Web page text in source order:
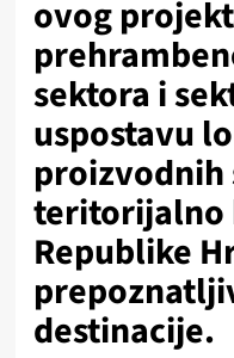
ovog
sektora i
uspostavu
proizvodnih
teritorijalno
Republike
destinacije.